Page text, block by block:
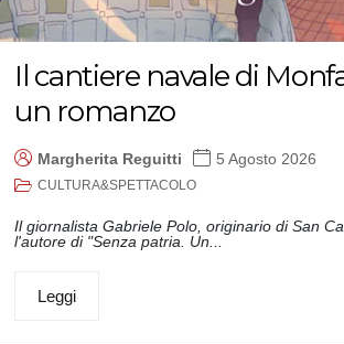
Il cantiere navale di
un romanzo
Margherita Reguitti 5 Agosto 2026
CULTURA&SPETTACOLO
Il giornalista Gabriele Polo, originario di San
l'autore di "Senza patria. Un...
Leggi